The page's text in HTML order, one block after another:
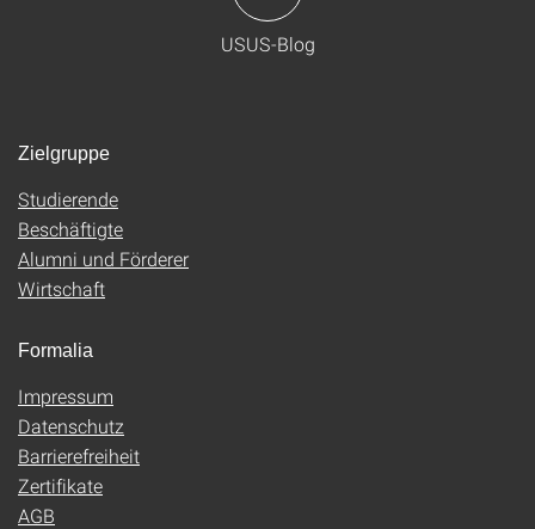
USUS-Blog
Zielgruppe
Studierende
Beschäftigte
Alumni und Förderer
Wirtschaft
Formalia
Impressum
Datenschutz
Barrierefreiheit
Zertifikate
AGB